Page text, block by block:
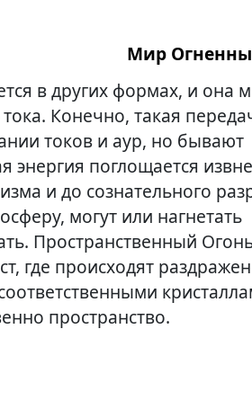
Мир
в других формах, и она
Конечно, такая
токов и аур, но бывают
энергия поглощается
и до сознательного
могут или нагнетать
Пространственный
где происходят
пространство.